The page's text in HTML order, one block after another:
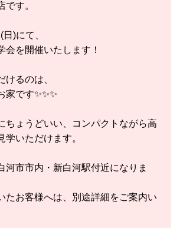
す。
)にて、
会を開催いたします！
けるのは、
家です✨✨✨
ちょうどいい、コンパクトながら高
学いただけます。
河市市内・新白河駅付近になりま
たお客様へは、別途詳細をご案内い